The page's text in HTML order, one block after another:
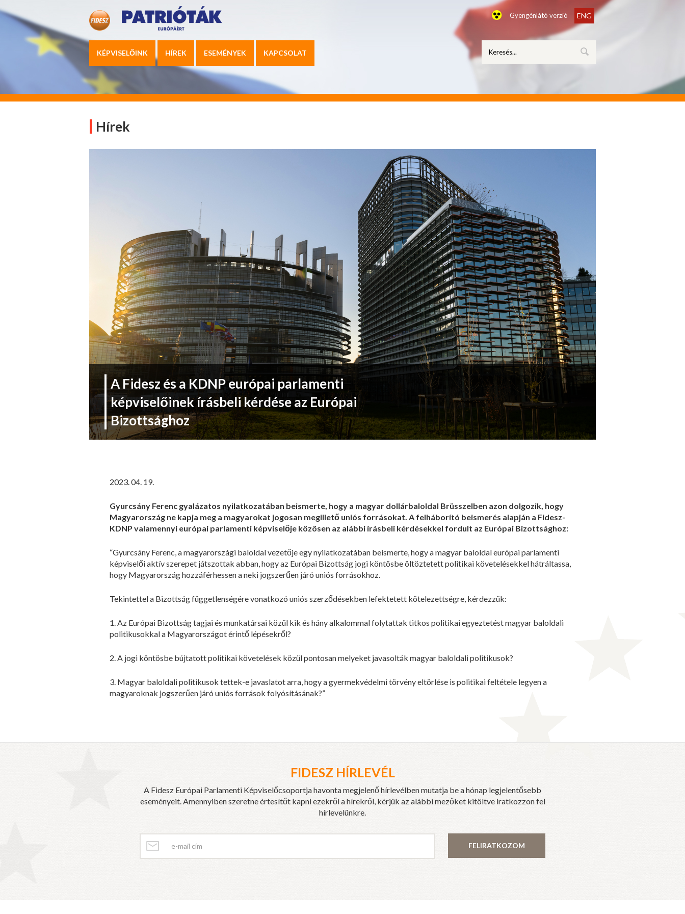
Gyengénlátó verzió ENG
KÉPVISELŐINK HÍREK ESEMÉNYEK KAPCSOLAT
Hírek
A Fidesz és a KDNP európai parlamenti
képviselőinek írásbeli kérdése az Európai
Bizottsághoz
2023. 04. 19.
Gyurcsány Ferenc gyalázatos nyilatkozatában beismerte, hogy a magyar dollárbaloldal Brüsszelben azon dolgozik, hogy
Magyarország ne kapja meg a magyarokat jogosan megillető uniós forrásokat. A felháborító beismerés alapján a Fidesz-
KDNP valamennyi európai parlamenti képviselője közösen az alábbi írásbeli kérdésekkel fordult az Európai Bizottsághoz:
“Gyurcsány Ferenc, a magyarországi baloldal vezetője egy nyilatkozatában beismerte, hogy a magyar baloldal európai parlamenti
képviselői aktív szerepet játszottak abban, hogy az Európai Bizottság jogi köntösbe öltöztetett politikai követelésekkel hátráltassa,
hogy Magyarország hozzáférhessen a neki jogszerűen járó uniós forrásokhoz.
Tekintettel a Bizottság függetlenségére vonatkozó uniós szerződésekben lefektetett kötelezettségre, kérdezzük:
1. Az Európai Bizottság tagjai és munkatársai közül kik és hány alkalommal folytattak titkos politikai egyeztetést magyar baloldali
politikusokkal a Magyarországot érintő lépésekről?
2. A jogi köntösbe bújtatott politikai követelések közül pontosan melyeket javasolták magyar baloldali politikusok?
3. Magyar baloldali politikusok tettek-e javaslatot arra, hogy a gyermekvédelmi törvény eltörlése is politikai feltétele legyen a
magyaroknak jogszerűen járó uniós források folyósításának?”
FIDESZ HÍRLEVÉL
A Fidesz Európai Parlamenti Képviselőcsoportja havonta megjelenő hírlevélben mutatja be a hónap legjelentősebb
eseményeit. Amennyiben szeretne értesítőt kapni ezekről a hírekről, kérjük az alábbi mezőket kitöltve iratkozzon fel
hírlevelünkre.
FELIRATKOZOM